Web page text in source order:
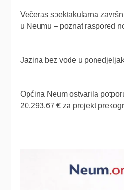
Večeras spektakularna
u Neumu – poznat raspored
Jazina bez vode u ponedjeljak
Općina Neum ostvarila
20,293.67 € za projekt